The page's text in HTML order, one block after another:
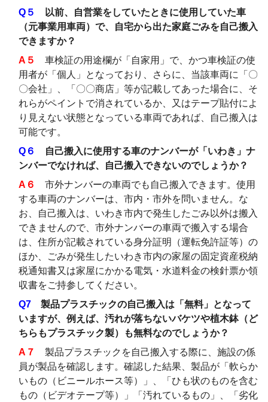
Q５
以前、自営業をしていたときに使用していた車
（元事業用車両）で、自宅から出た家庭ごみを自己搬入
できますか？
A５
車検証の用途欄が「自家用」で、かつ車検証の使
用者が「個人」となっており、さらに、当該車両に「〇
〇会社」、「〇〇商店」等が記載してあった場合に、そ
れらがペイントで消されているか、又はテープ貼付によ
り見えない状態となっている車両であれば、自己搬入は
可能です。
Q６
自己搬入に使用する車のナンバーが「いわき」ナ
ンバーでなければ、自己搬入できないのでしょうか？
A６
市外ナンバーの車両でも自己搬入できます。使用
する車両のナンバーは、市内・市外を問いません。な
お、自己搬入は、いわき市内で発生したごみ以外は搬入
できませんので、市外ナンバーの車両で搬入する場合
は、住所が記載されている身分証明（運転免許証等）の
ほか、ごみが発生したいわき市内の家屋の固定資産税納
税通知書又は家屋にかかる電気・水道料金の検針票か領
収書をご持参してください。
Q7 製品プラスチックの自己搬入は「無料」となって
いますが、例えば、汚れが落ちないバケツや植木鉢（ど
ちらもプラスチック製）も無料なのでしょうか？
A７
製品プラスチックを自己搬入する際に、施設の係
員が製品を確認します。確認した結果、製品が「軟らか
いもの（ビニールホース等）」、「ひも状のものを含む
もの（ビデオテープ等）」「汚れているもの」、「劣化